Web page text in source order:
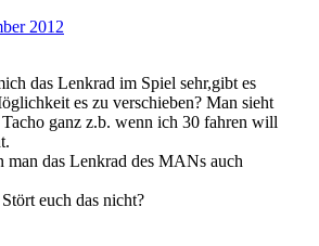
2012
das Lenkrad im Spiel sehr,gibt es
es zu verschieben? Man sieht
ganz z.b. wenn ich 30 fahren will
man das Lenkrad des MANs auch
euch das nicht?